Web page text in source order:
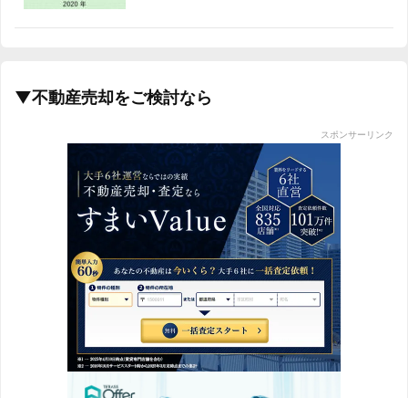
▼不動産売却をご検討なら
スポンサーリンク